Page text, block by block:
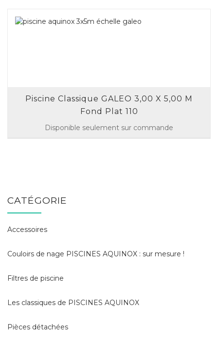
Piscine Classique GALEO 3,00 X 5,00 M
Fond Plat 110
Disponible seulement sur commande
CATÉGORIE
Accessoires
Couloirs de nage PISCINES AQUINOX : sur mesure !
Filtres de piscine
Les classiques de PISCINES AQUINOX
Pièces détachées